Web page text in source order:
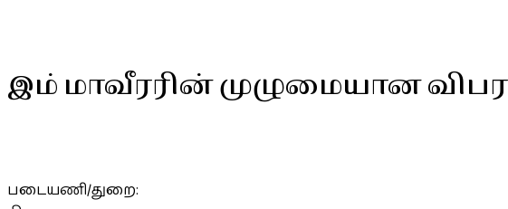
இம் மாவீரரின் முழுமையான
படையணி/துறை: